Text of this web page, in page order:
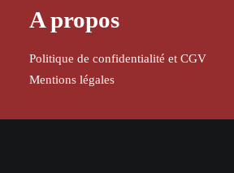
A propos
Politique de confidentialité et CGV
Mentions légales